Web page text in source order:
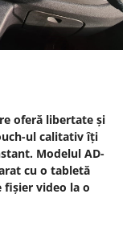
oferă libertate și
ul calitativ îți
Modelul AD-
cu o tabletă
fișier video la o